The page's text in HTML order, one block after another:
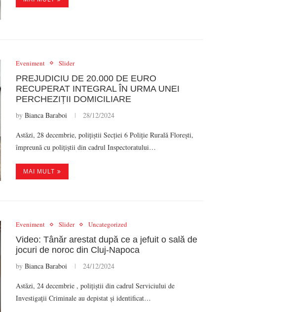
Eveniment Slider
PREJUDICIU DE 20.000 DE EURO
RECUPERAT INTEGRAL ÎN URMA UNEI
PERCHEZIȚII DOMICILIARE
by Bianca Baraboi 28/12/2024
Astăzi, 28 decembrie, polițiștii Secției 6 Poliție Rurală Florești,
împreună cu polițiștii din cadrul Inspectoratului…
MAI MULT
Eveniment Slider Uncategorized
Video: Tânăr arestat după ce a jefuit o sală de
jocuri de noroc din Cluj-Napoca
by Bianca Baraboi 24/12/2024
Astăzi, 24 decembrie , polițiștii din cadrul Serviciului de
Investigații Criminale au depistat și identificat…